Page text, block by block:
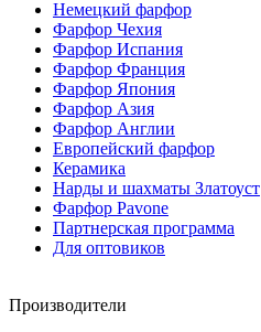
Немецкий фарфор
Фарфор Чехия
Фарфор Испания
Фарфор Франция
Фарфор Япония
Фарфор Азия
Фарфор Англии
Европейский фарфор
Керамика
Нарды и шахматы Златоуст
Фарфор Pavone
Партнерская программа
Для оптовиков
Производители